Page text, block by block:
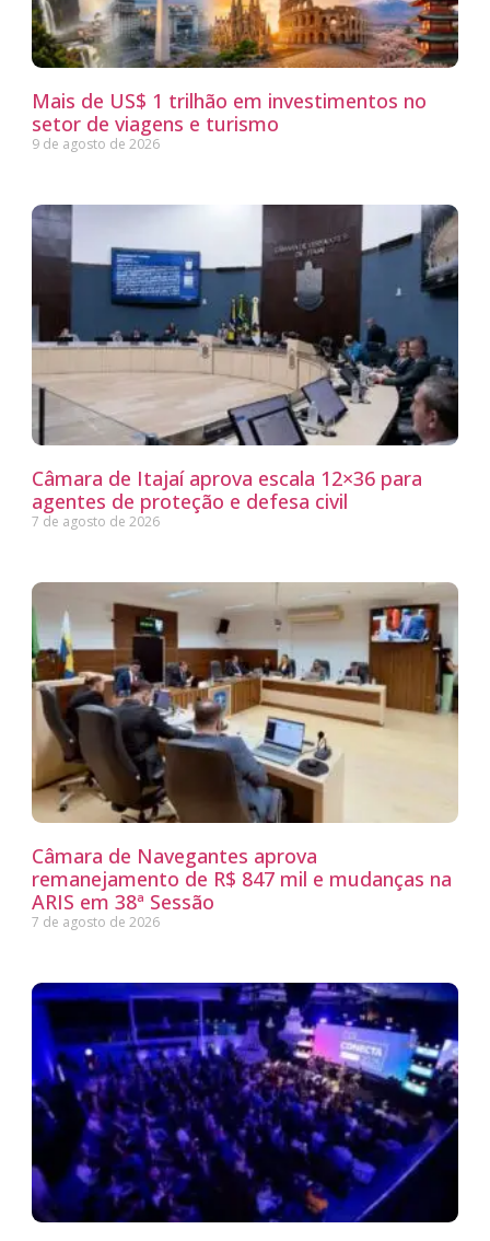
Mais de US$ 1 trilhão em investimentos no
setor de viagens e turismo
9 de agosto de 2026
Câmara de Itajaí aprova escala 12×36 para
agentes de proteção e defesa civil
7 de agosto de 2026
Câmara de Navegantes aprova
remanejamento de R$ 847 mil e mudanças na
ARIS em 38ª Sessão
7 de agosto de 2026